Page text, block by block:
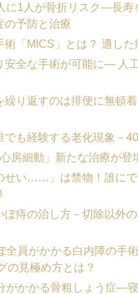
に1人が骨折リスク―長
の予防と治療
術「MICS」とは？ 適し
安全な手術が可能に― 人
繰り返すのは排便に無頓
でも経験する老化現象－
房細動」新たな治療が
せい……」は禁物！誰に
ぼ痔の治し方－切除以外
全員がかかる白内障の手
の見極め方とは？
がかかる骨粗しょう症―